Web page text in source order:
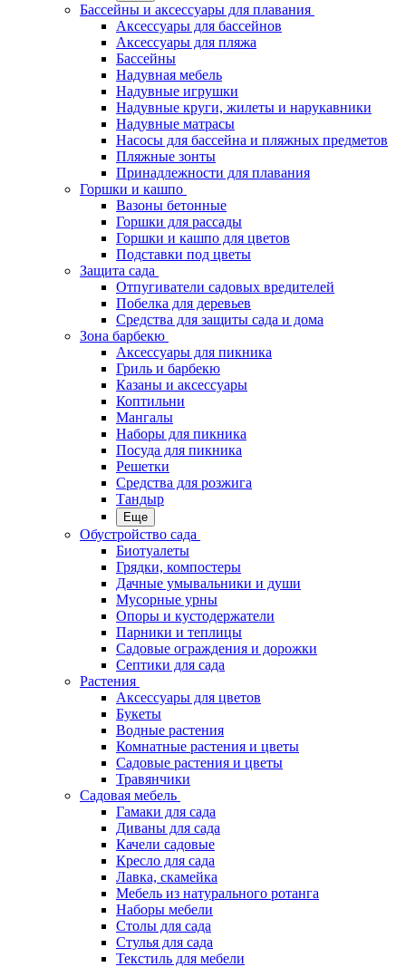
Бассейны и аксессуары для плавания
Аксессуары для бассейнов
Аксессуары для пляжа
Бассейны
Надувная мебель
Надувные игрушки
Надувные круги, жилеты и нарукавники
Надувные матрасы
Насосы для бассейна и пляжных предметов
Пляжные зонты
Принадлежности для плавания
Горшки и кашпо
Вазоны бетонные
Горшки для рассады
Горшки и кашпо для цветов
Подставки под цветы
Защита сада
Отпугиватели садовых вредителей
Побелка для деревьев
Средства для защиты сада и дома
Зона барбекю
Аксессуары для пикника
Гриль и барбекю
Казаны и аксессуары
Коптильни
Мангалы
Наборы для пикника
Посуда для пикника
Решетки
Средства для розжига
Тандыр
Еще
Обустройство сада
Биотуалеты
Грядки, компостеры
Дачные умывальники и души
Мусорные урны
Опоры и кустодержатели
Парники и теплицы
Садовые ограждения и дорожки
Септики для сада
Растения
Аксессуары для цветов
Букеты
Водные растения
Комнатные растения и цветы
Садовые растения и цветы
Травянчики
Садовая мебель
Гамаки для сада
Диваны для сада
Качели садовые
Кресло для сада
Лавка, скамейка
Мебель из натурального ротанга
Наборы мебели
Столы для сада
Стулья для сада
Текстиль для мебели